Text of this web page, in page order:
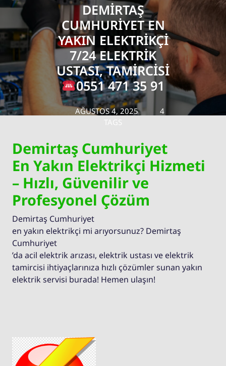
DEMIRTAŞ
CUMHURIYET EN
YAKIN ELEKTRIKÇI
7/24 ELEKTRIK
USTASI, TAMIRCISI
0551 471 35 91
AĞUSTOS 4, 2025
4
TAGS
Demirtaş Cumhuriyet
En Yakın Elektrikçi Hizmeti
– Hızlı, Güvenilir ve
Profesyonel Çözüm
Demirtaş Cumhuriyet
en yakın elektrikçi mi arıyorsunuz? Demirtaş
Cumhuriyet
’da acil elektrik arızası, elektrik ustası ve elektrik
tamircisi ihtiyaçlarınıza hızlı çözümler sunan yakın
elektrik servisi burada! Hemen ulaşın!